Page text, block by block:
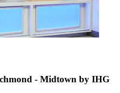
- Midtown by IHG